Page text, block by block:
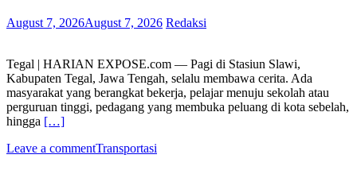
August 7, 2026August 7, 2026 Redaksi
Tegal | HARIAN EXPOSE.com — Pagi di Stasiun Slawi,
Kabupaten Tegal, Jawa Tengah, selalu membawa cerita. Ada
masyarakat yang berangkat bekerja, pelajar menuju sekolah atau
perguruan tinggi, pedagang yang membuka peluang di kota sebelah,
hingga […]
Leave a commentTransportasi